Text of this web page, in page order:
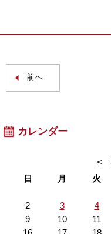
前へ
カレンダー
<
日
月 火
2
3 4
9
10 11